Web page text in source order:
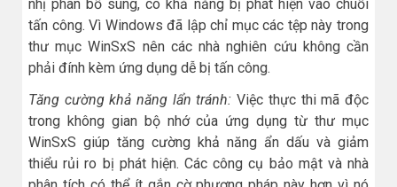
nhị phân bổ sung, có khả năng bị phát hiện vào chuỗi
tấn công. Vì Windows đã lập chỉ mục các tệp này trong
thư mục WinSxS nên các nhà nghiên cứu không cần
phải đính kèm ứng dụng dễ bị tấn công.
Tăng cường khả năng lẩn tránh: Việc thực thi mã độc
trong không gian bộ nhớ của ứng dụng từ thư mục
WinSxS giúp tăng cường khả năng ẩn dấu và giảm
thiểu rủi ro bị phát hiện. Các công cụ bảo mật và nhà